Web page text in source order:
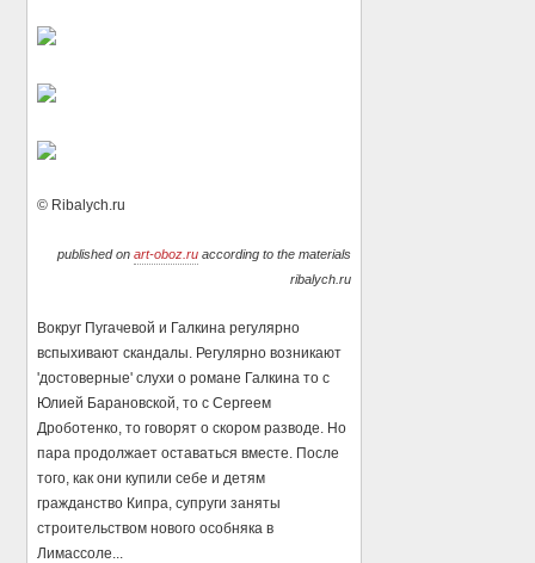
© Ribalych.ru
published on art-oboz.ruaccording to the materials
ribalych.ru
Вокруг Пугачевой и Галкина регулярно
вспыхивают скандалы. Регулярно возникают
'достоверные' слухи о романе Галкина то с
Юлией Барановской, то с Сергеем
Дроботенко, то говорят о скором разводе. Но
пара продолжает оставаться вместе. После
того, как они купили себе и детям
гражданство Кипра, супруги заняты
строительством нового особняка в
Лимассоле...